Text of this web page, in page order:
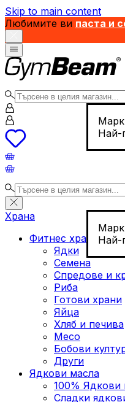
Skip to main content
Любимите ви паста и
Най-
Най-
Храна
Фитнес храна
Ядки
Семена
Спредове и
Риба
Готови храни
Яйца
Хляб и печива
Месо
Бобови
Други
Ядкови масла
100% Ядкови
Сладки